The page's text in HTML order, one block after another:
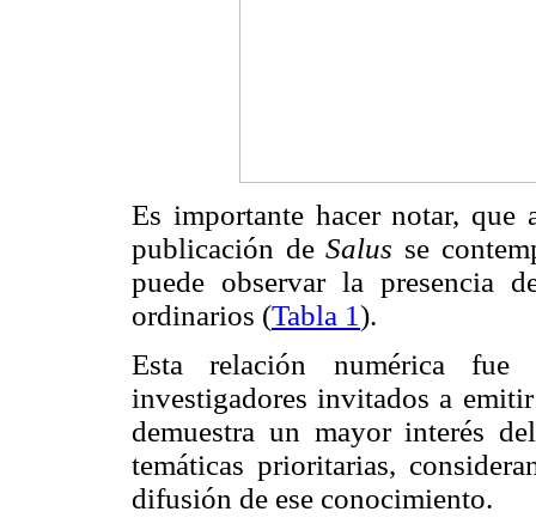
Es importante hacer notar,
publicación deSalus se
puede observar la presencia
ordinarios (Tabla 1).
Esta relación numérica
investigadores invitados a
demuestra un mayor interés
temáticas prioritarias,
difusión de ese conocimiento.